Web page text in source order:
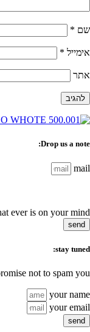
subscribe to our